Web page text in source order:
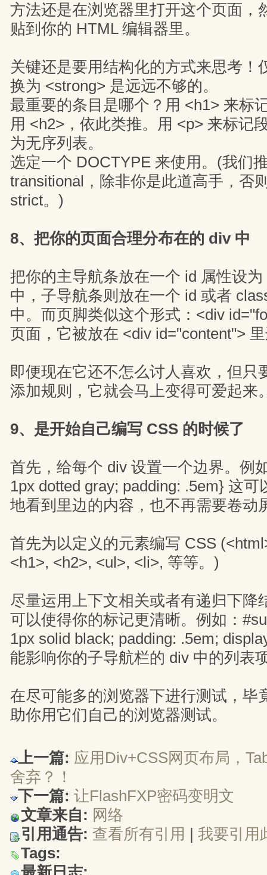
方法还是在浏览器里打开这个页面，
贴到你的 HTML 编辑器里。
关键还是要用结构化的方式来思考！
换为 <strong> 是远远不够的。
最重要的条目是哪个？用 <h1> 来标
用 <h2>，依此类推。用 <p> 来标记
为无序列表。
选定一个 DOCTYPE 来使用。(我们
transitional，除非你是此道高手，否
strict。)
8、把你的页面合理分布在的 div 中
把你的主导航条放在一个 id 属性设
中，子导航条则放在一个 id 或者
中。而页脚类似这个形式：<div
页面，它被放在 <div id="content">
即便现在它还不怎么讨人喜欢，但只
添加规则，它就会马上变得可爱起来
9、是开始自己编写 CSS 的时候了
首先，给每个 div 设置一个边界。例
1px dotted gray; padding: .5em} 这
地看到里边的内容，也不再需要卷动
首先为以定义的元素编写 CSS
<h1>, <h2>, <ul>, <li>, 等等。)
尽量运用上下文相关或者有递归下降
可以使得你的标记更清晰。例如：
1px solid black; padding: .5em;
能影响你的子导航栏的 div 中的列表
在尽可能多的浏览器下进行测试，毕
助你用它们自己的浏览器测试。
上一篇: 应用Div+CSS网页布局，
舍弃？！
下一篇: 让FlashFXP密码变明文
文章来自: 网络
引用通告: 查看所有引用 | 我要引用
Tags: